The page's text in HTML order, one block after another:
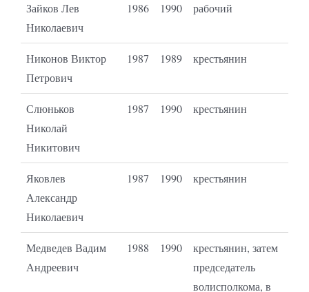
Зайков Лев
Николаевич
1986 1990 рабочий
Никонов Виктор
Петрович
1987 1989 крестьянин
Слюньков
Николай
Никитович
1987 1990 крестьянин
Яковлев
Александр
Николаевич
1987 1990 крестьянин
Медведев Вадим
Андреевич
1988 1990
крестьянин, затем
председатель
волисполкома, в